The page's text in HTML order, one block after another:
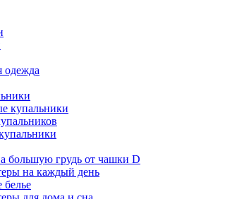
одежда
купальники
большую грудь от чашки D
на каждый день
белье